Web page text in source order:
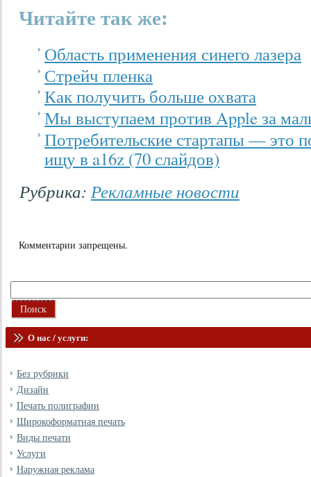
Читайте так же:
Область применения синего лазера
Стрейч пленка
Как получить больше охвата
Мы выступаем против Apple за
Потребительские стартапы — это
ищу в a16z (70 слайдов)
Рубрика: Рекламные новости
Комментарии запрещены.
О нас / услуги:
Без рубрики
Дизайн
Печать полиграфии
Широкоформатная печать
Виды печати
Услуги
Наружная реклама